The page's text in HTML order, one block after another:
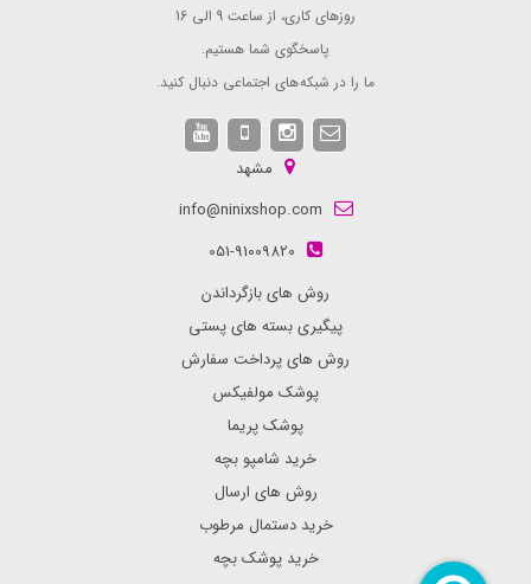
روزهای کاری، از ساعت 9 الی 16
پاسخگوی شما هستیم.
ما را در شبکه های اجتماعی دنبال کنید.
مشهد
info@ninixshop.com
051-91009820
روش های بازگرداندن
پیگیری بسته های پستی
روش های پرداخت سفارش
پوشک مولفیکس
پوشک پریما
خرید شامپو بچه
روش های ارسال
خرید دستمال مرطوب
خرید پوشک بچه